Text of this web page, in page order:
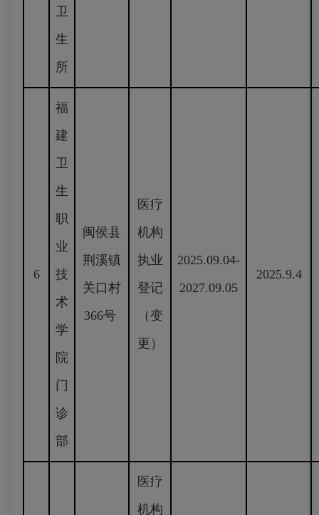
卫
生
所
6
福
建
卫
生
职
业
技
术
学
院
门
诊
部
闽侯县
荆溪镇
关口村
366号
医疗
机构
执业
登记
（变
更）
2025.09.04-
2027.09.05
2025.9.4
医疗
机构